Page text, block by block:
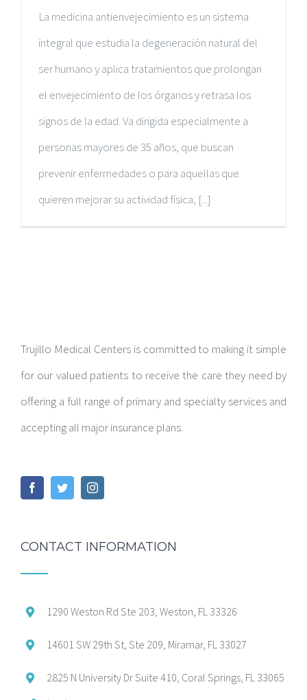
La medicina antienvejecimiento es un sistema
integral que estudia la degeneración natural del
ser humano y aplica tratamientos que prolongan
el envejecimiento de los órganos y retrasa los
signos de la edad. Va dirigida especialmente a
personas mayores de 35 años, que buscan
prevenir enfermedades o para aquellas que
quieren mejorar su actividad física, [...]
Trujillo Medical Centers is committed to making it simple
for our valued patients to receive the care they need by
offering a full range of primary and specialty services and
accepting all major insurance plans.
CONTACT INFORMATION
1290 Weston Rd Ste 203, Weston, FL 33326
14601 SW 29th St, Ste 209, Miramar, FL 33027
2825 N University Dr Suite 410, Coral Springs, FL 33065